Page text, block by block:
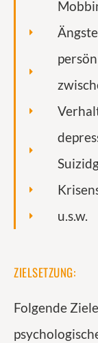
u.s.w.
ZIELSETZUNG:
Folgende